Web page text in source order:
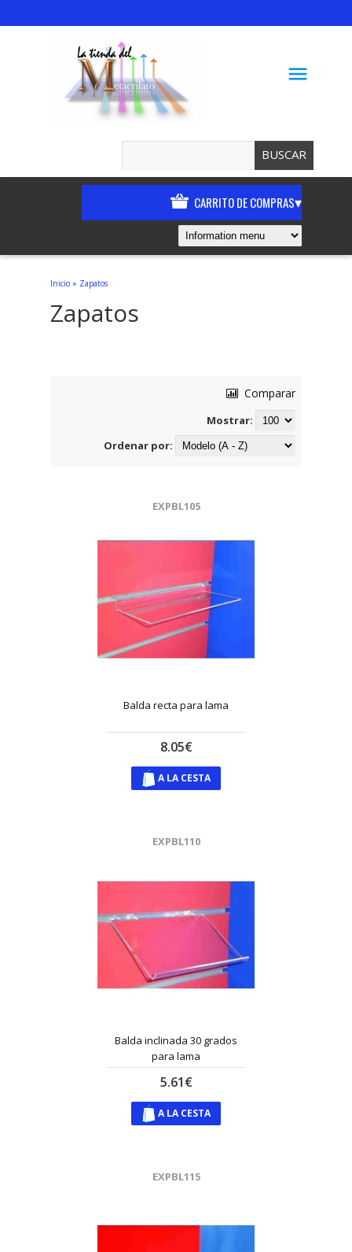
BUSCAR
menu
CARRITO DE COMPRAS▾
Inicio » Zapatos
Zapatos
Comparar
Mostrar:
Ordenar por:
EXPBL105
Balda recta para lama
8.05€
A LA CESTA
EXPBL110
Balda inclinada 30 grados
para lama
5.61€
A LA CESTA
EXPBL115